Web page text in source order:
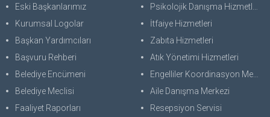
Eski Başkanlarımız
Kurumsal Logolar
Başkan Yardımcıları
Başvuru Rehberi
Belediye Encümeni
Belediye Meclisi
Faaliyet Raporları
Psikolojik Danışma Hizmetleri
İtfaiye Hizmetleri
Zabıta Hizmetleri
Atık Yönetimi Hizmetleri
Engelliler Koordinasyon Merkezi
Aile Danışma Merkezi
Resepsiyon Servisi